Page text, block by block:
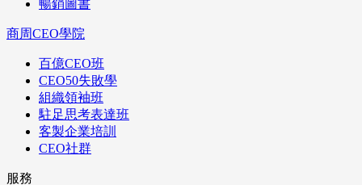
暢銷圖書
商周CEO學院
百億CEO班
CEO50失敗學
組織領袖班
駐足思考表達班
客製企業培訓
CEO社群
服務